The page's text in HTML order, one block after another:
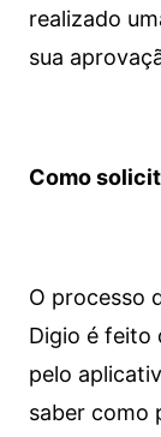
realizado
sua
Como
O processo
Digio é feito
pelo
saber como